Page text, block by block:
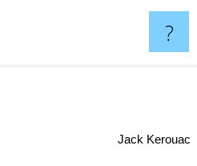
?
Jack Kerouac